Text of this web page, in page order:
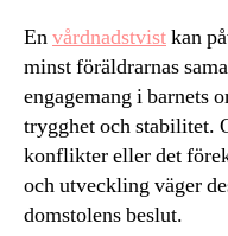
Envårdnadstvistkan
minst föräldrarnas
engagemang i barnets
trygghet och stabilitet.
konflikter eller det
och utveckling väger
domstolens beslut.